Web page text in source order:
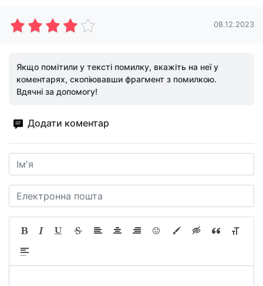
08.12.2023
Якщо помітили у тексті помилку, вкажіть на неї у
коментарях, скопіювавши фрагмент з помилкою.
Вдячні за допомогу!
Додати коментар